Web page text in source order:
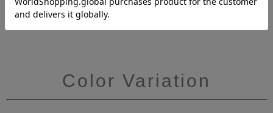
Color Variation